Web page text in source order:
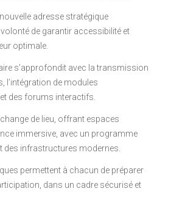
nouvelle adresse stratégique
de garantir accessibilité et
optimale.
s’approfondit avec la transmission
l’intégration de modules
des forums interactifs.
change de lieu, offrant espaces
immersive, avec un programme
des infrastructures modernes.
permettent à chacun de préparer
dans un cadre sécurisé et